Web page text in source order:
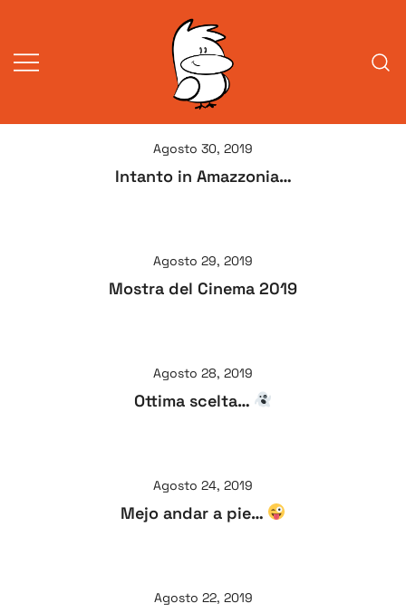
contenuto
A Venessia
Vita da veneziani
Agosto 30, 2019
Intanto in Amazzonia…
Agosto 29, 2019
Mostra del Cinema 2019
Agosto 28, 2019
Ottima scelta…
Agosto 24, 2019
Mejo andar a pie…
Agosto 22, 2019